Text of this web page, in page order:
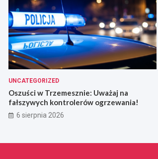
UNCATEGORIZED
Oszuści w Trzemesznie: Uważaj na
fałszywych kontrolerów ogrzewania!
6 sierpnia 2026